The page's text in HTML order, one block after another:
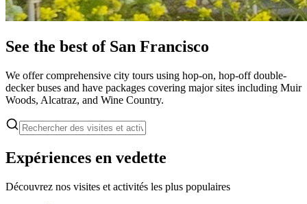
See the best of San Francisco
We offer comprehensive city tours using hop-on, hop-off double-
decker buses and have packages covering major sites including Muir
Woods, Alcatraz, and Wine Country.
Expériences en vedette
Découvrez nos visites et activités les plus populaires